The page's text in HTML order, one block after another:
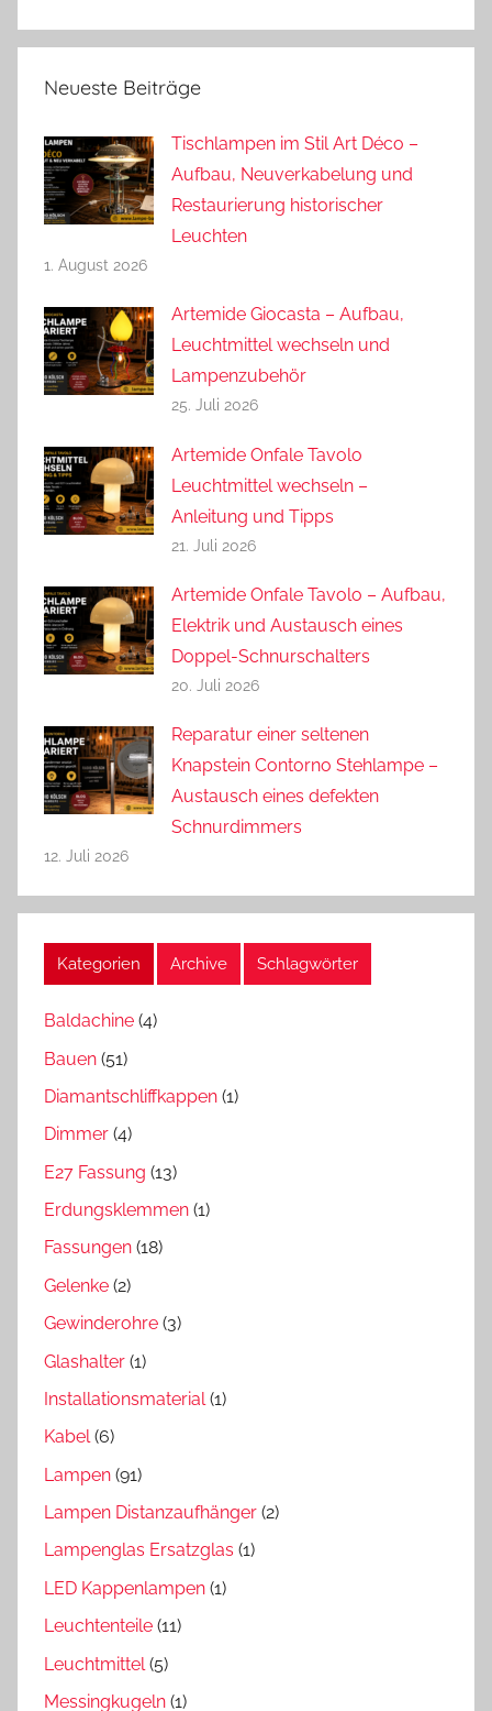
Neueste Beiträge
Tischlampen im Stil Art Déco –
Aufbau, Neuverkabelung und
Restaurierung historischer
Leuchten
1. August 2026
Artemide Giocasta – Aufbau,
Leuchtmittel wechseln und
Lampenzubehör
25. Juli 2026
Artemide Onfale Tavolo
Leuchtmittel wechseln –
Anleitung und Tipps
21. Juli 2026
Artemide Onfale Tavolo – Aufbau,
Elektrik und Austausch eines
Doppel-Schnurschalters
20. Juli 2026
Reparatur einer seltenen
Knapstein Contorno Stehlampe –
Austausch eines defekten
Schnurdimmers
12. Juli 2026
Kategorien Archive Schlagwörter
Baldachine (4)
Bauen (51)
Diamantschliffkappen (1)
Dimmer (4)
E27 Fassung (13)
Erdungsklemmen (1)
Fassungen (18)
Gelenke (2)
Gewinderohre (3)
Glashalter (1)
Installationsmaterial(1)
Kabel(6)
Lampen (91)
Lampen Distanzaufhänger (2)
Lampenglas Ersatzglas (1)
LED Kappenlampen (1)
Leuchtenteile (11)
Leuchtmittel (5)
Messingkugeln (1)